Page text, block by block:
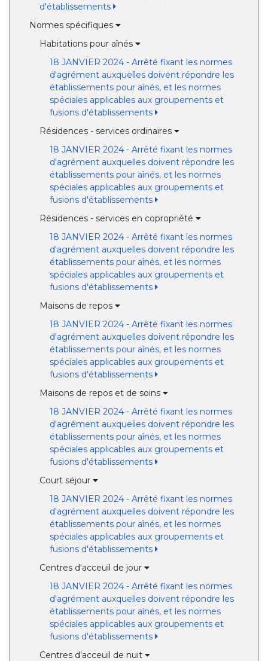
d'établissements
Normes spécifiques
Habitations pour aînés
18 JANVIER 2024 - Arrêté fixant les normes
d'agrément auxquelles doivent répondre les
établissements pour aînés, et les normes
spéciales applicables aux groupements et
fusions d'établissements
Résidences - services ordinaires
18 JANVIER 2024 - Arrêté fixant les normes
d'agrément auxquelles doivent répondre les
établissements pour aînés, et les normes
spéciales applicables aux groupements et
fusions d'établissements
Résidences - services en copropriété
18 JANVIER 2024 - Arrêté fixant les normes
d'agrément auxquelles doivent répondre les
établissements pour aînés, et les normes
spéciales applicables aux groupements et
fusions d'établissements
Maisons de repos
18 JANVIER 2024 - Arrêté fixant les normes
d'agrément auxquelles doivent répondre les
établissements pour aînés, et les normes
spéciales applicables aux groupements et
fusions d'établissements
Maisons de repos et de soins
18 JANVIER 2024 - Arrêté fixant les normes
d'agrément auxquelles doivent répondre les
établissements pour aînés, et les normes
spéciales applicables aux groupements et
fusions d'établissements
Court séjour
18 JANVIER 2024 - Arrêté fixant les normes
d'agrément auxquelles doivent répondre les
établissements pour aînés, et les normes
spéciales applicables aux groupements et
fusions d'établissements
Centres d'acceuil de jour
18 JANVIER 2024 - Arrêté fixant les normes
d'agrément auxquelles doivent répondre les
établissements pour aînés, et les normes
spéciales applicables aux groupements et
fusions d'établissements
Centres d'acceuil de nuit